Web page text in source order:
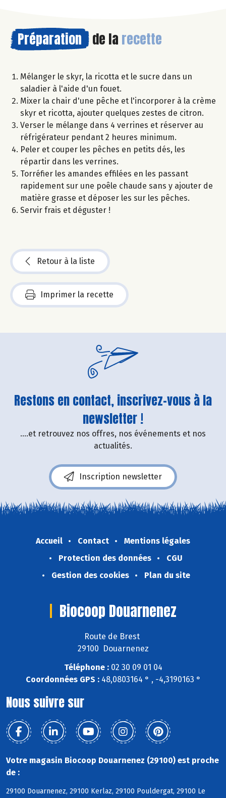
Préparation de la recette
Mélanger le skyr, la ricotta et le sucre dans un
saladier à l'aide d'un fouet.
Mixer la chair d'une pêche et l'incorporer à la crème
skyr et ricotta, ajouter quelques zestes de citron.
Verser le mélange dans 4 verrines et réserver au
réfrigérateur pendant 2 heures minimum.
Peler et couper les pêches en petits dés, les
répartir dans les verrines.
Torréfier les amandes effilées en les passant
rapidement sur une poêle chaude sans y ajouter de
matière grasse et déposer les sur les pêches.
Servir frais et déguster !
Retour à la liste
Imprimer la recette
Restons en contact, inscrivez-vous à la
newsletter !
....et retrouvez nos offres, nos événements et nos
actualités.
Inscription newsletter
Accueil Contact
Mentions légales
Protection des données
CGU
Gestion des cookies
Plan du site
Biocoop Douarnenez
Route de Brest
29100 Douarnenez
Téléphone :02 30 09 01 04
Coordonnées GPS :48,0803164 ° , -4,3190163 °
Nous suivre sur
Votre magasin Biocoop Douarnenez (29100) est proche
de :
29100 Douarnenez, 29100 Kerlaz, 29100 Pouldergat, 29100 Le